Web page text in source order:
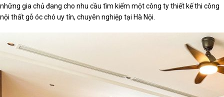
những gia chủ đang cho nhu cầu tìm kiếm một công ty thiết kế thi công
nội thất gỗ óc chó uy tín, chuyên nghiệp tại Hà Nội.